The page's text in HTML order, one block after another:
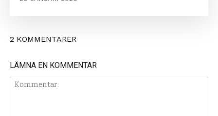
2 KOMMENTARER
LÄMNA EN KOMMENTAR